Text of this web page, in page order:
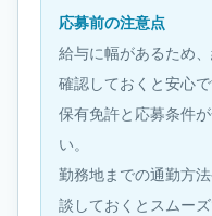
応募前の注意点
給与に幅があるため
確認しておくと安心で
保有免許と応募条件
い。
勤務地までの通勤方
談しておくとスムーズ